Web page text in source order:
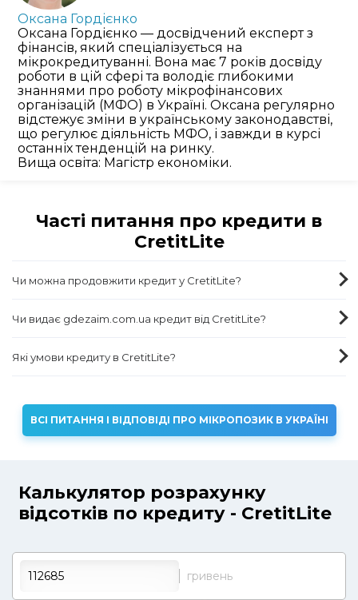
Оксана Гордієнко
Оксана Гордієнко — досвідчений експерт з
фінансів, який спеціалізується на
мікрокредитуванні. Вона має 7 років досвіду
роботи в цій сфері та володіє глибокими
знаннями про роботу мікрофінансових
організацій (МФО) в Україні. Оксана регулярно
відстежує зміни в українському законодавстві,
що регулює діяльність МФО, і завжди в курсі
останніх тенденцій на ринку.
Вища освіта: Магістр економіки.
Часті питання про кредити в
CretitLite
Чи можна продовжити кредит у CretitLite?
Чи видає gdezaim.com.ua кредит від CretitLite?
Які умови кредиту в CretitLite?
ВСІ ПИТАННЯ І ВІДПОВІДІ ПРО МІКРОПОЗИК В УКРАЇНІ
Калькулятор розрахунку
відсотків по кредиту - CretitLite
гривень